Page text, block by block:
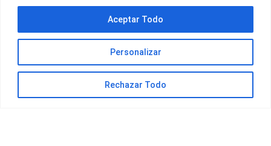
Personalizar
Rechazar Todo
Aceptar Todo